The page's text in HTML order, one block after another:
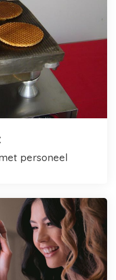
personeel